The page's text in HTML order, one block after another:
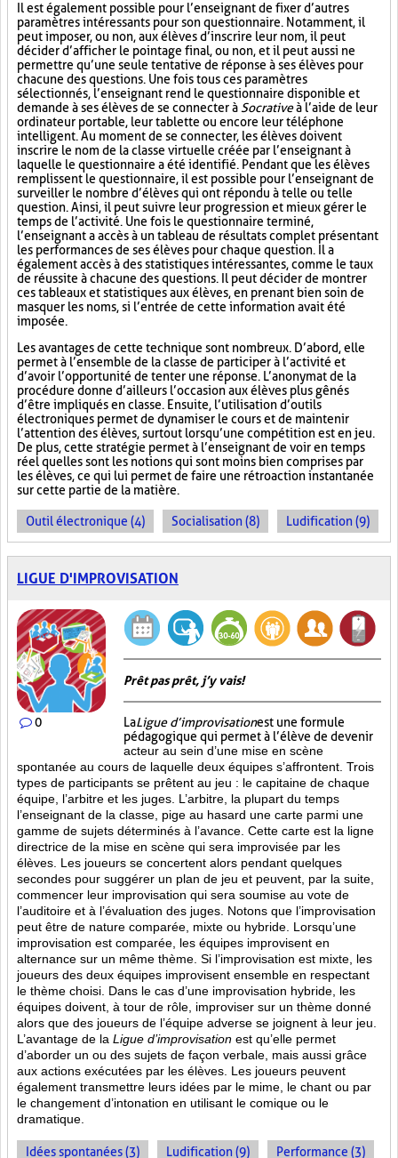
Il est également possible pour l’enseignant de fixer d’autres
paramètres intéressants pour son questionnaire. Notamment, il
peut imposer, ou non, aux élèves d’inscrire leur nom, il peut
décider d’afficher le pointage final, ou non, et il peut aussi ne
permettre qu’une seule tentative de réponse à ses élèves pour
chacune des questions. Une fois tous ces paramètres
sélectionnés, l’enseignant rend le questionnaire disponible et
demande à ses élèves de se connecter à Socrativeà l’aide de leur
ordinateur portable, leur tablette ou encore leur téléphone
intelligent. Au moment de se connecter, les élèves doivent
inscrire le nom de la classe virtuelle créée par l’enseignant à
laquelle le questionnaire a été identifié. Pendant que les élèves
remplissent le questionnaire, il est possible pour l’enseignant de
surveiller le nombre d’élèves qui ont répondu à telle ou telle
question. Ainsi, il peut suivre leur progression et mieux gérer le
temps de l’activité. Une fois le questionnaire terminé,
l’enseignant a accès à un tableau de résultats complet présentant
les performances de ses élèves pour chaque question. Il a
également accès à des statistiques intéressantes, comme le taux
de réussite à chacune des questions. Il peut décider de montrer
ces tableaux et statistiques aux élèves, en prenant bien soin de
masquer les noms, si l’entrée de cette information avait été
imposée.
Les avantages de cette technique sont nombreux. D’abord, elle
permet à l’ensemble de la classe de participer à l’activité et
d’avoir l’opportunité de tenter une réponse. L’anonymat de la
procédure donne d’ailleurs l’occasion aux élèves plus gênés
d’être impliqués en classe. Ensuite, l’utilisation d’outils
électroniques permet de dynamiser le cours et de maintenir
l’attention des élèves, surtout lorsqu’une compétition est en jeu.
De plus, cette stratégie permet à l’enseignant de voir en temps
réel quelles sont les notions qui sont moins bien comprises par
les élèves, ce qui lui permet de faire une rétroaction instantanée
sur cette partie de la matière.
Outil électronique (4) Socialisation (8) Ludification (9)
LIGUE D'IMPROVISATION
0
Prêt pas prêt, j’y vais!
LaLigue d’improvisationest une formule
pédagogique qui permet à l’élève de devenir
acteur au sein d’une mise en scène
spontanée au cours de laquelle deux équipes s’affrontent. Trois
types de participants se prêtent au jeu : le capitaine de chaque
équipe, l’arbitre et les juges. L’arbitre, la plupart du temps
l’enseignant de la classe, pige au hasard une carte parmi une
gamme de sujets déterminés à l’avance. Cette carte est la ligne
directrice de la mise en scène qui sera improvisée par les
élèves. Les joueurs se concertent alors pendant quelques
secondes pour suggérer un plan de jeu et peuvent, par la suite,
commencer leur improvisation qui sera soumise au vote de
l’auditoire et à l’évaluation des juges. Notons que l’improvisation
peut être de nature comparée, mixte ou hybride. Lorsqu’une
improvisation est comparée, les équipes improvisent en
alternance sur un même thème. Si l’improvisation est mixte, les
joueurs des deux équipes improvisent ensemble en respectant
le thème choisi. Dans le cas d’une improvisation hybride, les
équipes doivent, à tour de rôle, improviser sur un thème donné
alors que des joueurs de l’équipe adverse se joignent à leur jeu.
L’avantage de la Ligue d’improvisation est qu’elle permet
d’aborder un ou des sujets de façon verbale, mais aussi grâce
aux actions exécutées par les élèves. Les joueurs peuvent
également transmettre leurs idées par le mime, le chant ou par
le changement d’intonation en utilisant le comique ou le
dramatique.
Idées spontanées (3) Ludification (9) Performance (3)